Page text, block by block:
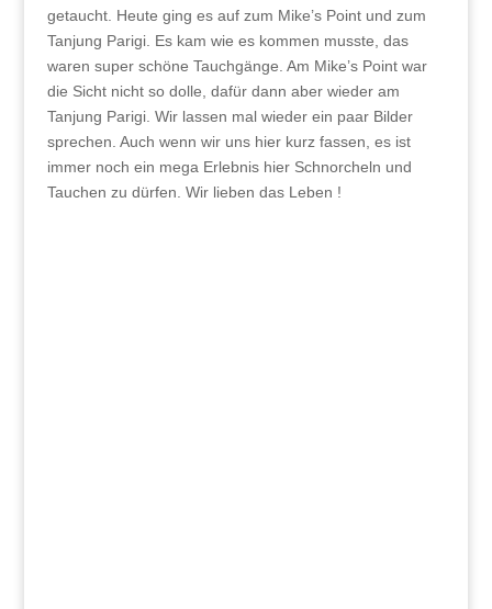
getaucht. Heute ging es auf zum Mike’s Point und zum
Tanjung Parigi. Es kam wie es kommen musste, das
waren super schöne Tauchgänge. Am Mike’s Point war
die Sicht nicht so dolle, dafür dann aber wieder am
Tanjung Parigi. Wir lassen mal wieder ein paar Bilder
sprechen. Auch wenn wir uns hier kurz fassen, es ist
immer noch ein mega Erlebnis hier Schnorcheln und
Tauchen zu dürfen. Wir lieben das Leben !